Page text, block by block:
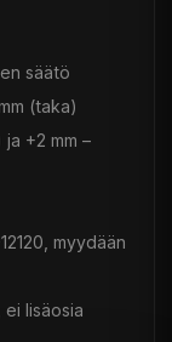
säätö
(taka)
+2 mm –
myydään
lisäosia